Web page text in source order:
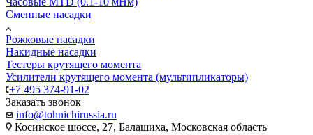
Сменные насадки
Рожковые насадки
Накидные насадки
Тестеры крутящего момента
Усилители крутящего момента (мультипликаторы)
+7 495 374-91-02
Заказать звонок
info@tohnichirussia.ru
Косинское шоссе, 27, Балашиха, Московская область